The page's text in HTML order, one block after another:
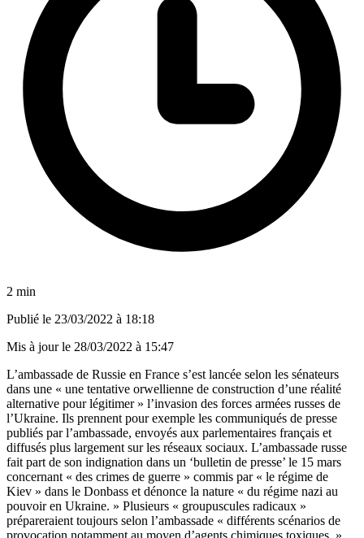
2 min
Publié le 23/03/2022 à 18:18
Mis à jour le 28/03/2022 à 15:47
L’ambassade de Russie en France s’est lancée selon les sénateurs
dans une « une tentative orwellienne de construction d’une réalité
alternative pour légitimer » l’invasion des forces armées russes de
l’Ukraine. Ils prennent pour exemple les communiqués de presse
publiés par l’ambassade, envoyés aux parlementaires français et
diffusés plus largement sur les réseaux sociaux. L’ambassade russe
fait part de son indignation dans un ‘bulletin de presse’ le 15 mars
concernant « des crimes de guerre » commis par « le régime de
Kiev » dans le Donbass et dénonce la nature « du régime nazi au
pouvoir en Ukraine. » Plusieurs « groupuscules radicaux »
prépareraient toujours selon l’ambassade « différents scénarios de
provocation notamment au moyen d’agents chimiques toxiques. »